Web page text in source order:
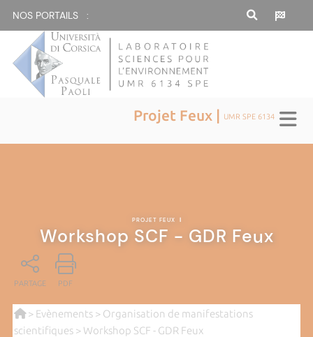
NOS PORTAILS :
Projet Feux | UMR SPE 6134
PROJET FEUX |
Workshop SCF - GDR Feux
PARTAGE PDF
> Evènements> Organisation de manifestations
scientifiques> Workshop SCF - GDR Feux